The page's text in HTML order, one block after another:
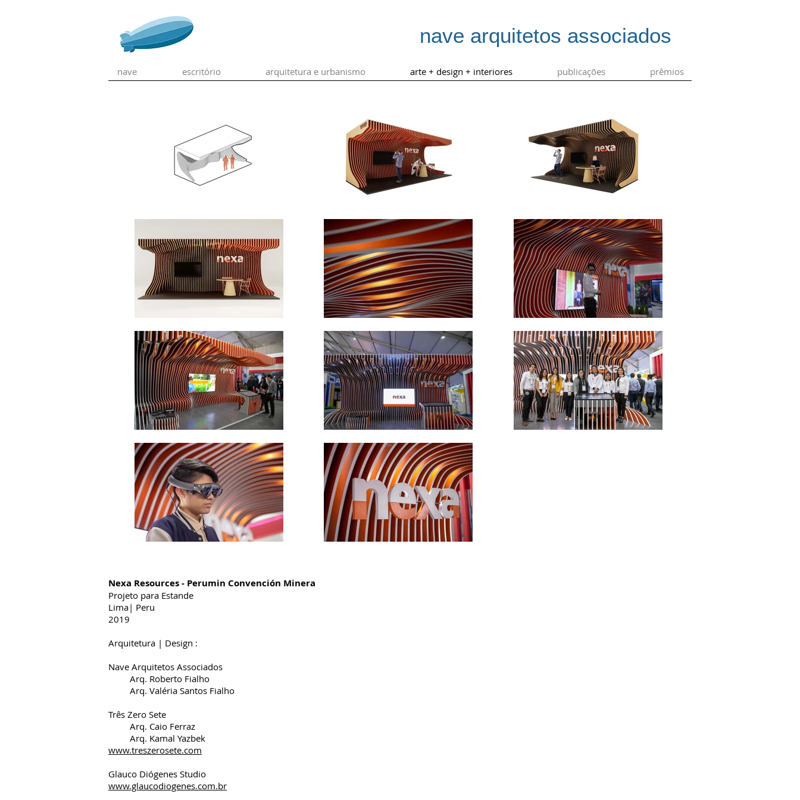
nave arquitetos associados
nave escritório arquitetura e urbanismo arte + design + interiores publicações prêmios
Nexa Resources - Perumin Convención Minera
Projeto para Estande
Lima| Peru
2019
Arquitetura | Design :
Nave Arquitetos Associados
Arq. Roberto Fialho
Arq. Valéria Santos Fialho
Três Zero Sete
Arq. Caio Ferraz
Arq. Kamal Yazbek
www.treszerosete.com
Glauco Diógenes Studio
www.glaucodiogenes.com.br